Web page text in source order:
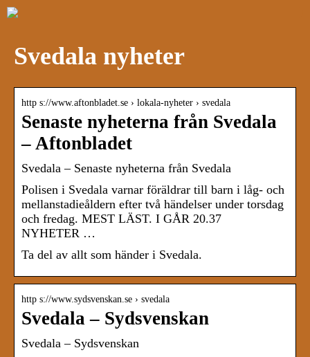
Svedala nyheter
http s://www.aftonbladet.se › lokala-nyheter › svedala
Senaste nyheterna från Svedala
– Aftonbladet
Svedala – Senaste nyheterna från Svedala
Polisen i Svedala varnar föräldrar till barn i låg- och
mellanstadieåldern efter två händelser under torsdag
och fredag. MEST LÄST. I GÅR 20.37
NYHETER …
Ta del av allt som händer i Svedala.
http s://www.sydsvenskan.se › svedala
Svedala – Sydsvenskan
Svedala – Sydsvenskan